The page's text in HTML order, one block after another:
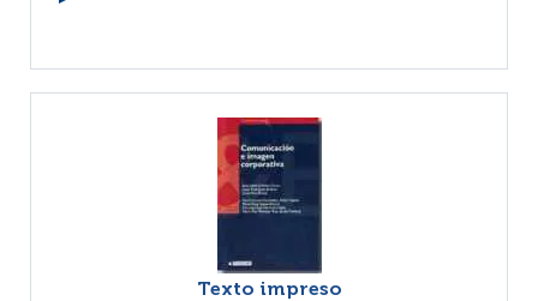
Texto impreso